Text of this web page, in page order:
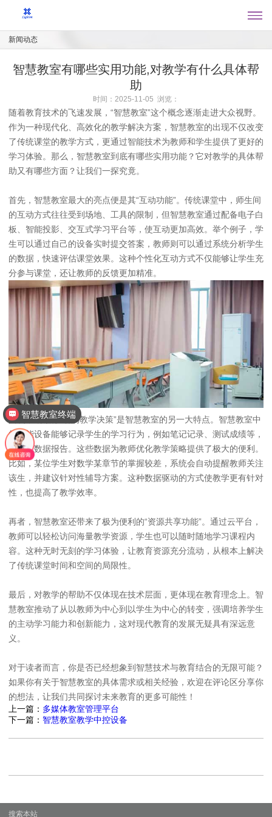
新闻动态
智慧教室有哪些实用功能,对教学有什么具体帮
助
时间：2025-11-05 浏览：
随着教育技术的飞速发展，“智慧教室”这个概念逐渐走进大众视野。
作为一种现代化、高效化的教学解决方案，智慧教室的出现不仅改变
了传统课堂的教学方式，更通过智能技术为教师和学生提供了更好的
学习体验。那么，智慧教室到底有哪些实用功能？它对教学的具体帮
助又有哪些方面？让我们一探究竟。
首先，智慧教室最大的亮点便是其“互动功能”。传统课堂中，师生间
的互动方式往往受到场地、工具的限制，但智慧教室通过配备电子白
板、智能投影、交互式学习平台等，使互动更加高效。举个例子，学
生可以通过自己的设备实时提交答案，教师则可以通过系统分析学生
的数据，快速评估课堂效果。这种个性化互动方式不仅能够让学生充
分参与课堂，还让教师的反馈更加精准。
其次，“数据驱动的教学决策”是智慧教室的另一大特点。智慧教室中
的智能设备能够记录学生的学习行为，例如笔记记录、测试成绩等，
并生成数据报告。这些数据为教师优化教学策略提供了极大的便利。
比如，某位学生对数学某章节的掌握较差，系统会自动提醒教师关注
该生，并建议针对性辅导方案。这种数据驱动的方式使教学更有针对
性，也提高了教学效率。
再者，智慧教室还带来了极为便利的“资源共享功能”。通过云平台，
教师可以轻松访问海量教学资源，学生也可以随时随地学习课程内
容。这种无时无刻的学习体验，让教育资源充分流动，从根本上解决
了传统课堂时间和空间的局限性。
最后，对教学的帮助不仅体现在技术层面，更体现在教育理念上。智
慧教室推动了从以教师为中心到以学生为中心的转变，强调培养学生
的主动学习能力和创新能力，这对现代教育的发展无疑具有深远意
义。
对于读者而言，你是否已经想象到智慧技术与教育结合的无限可能？
如果你有关于智慧教室的具体需求或相关经验，欢迎在评论区分享你
的想法，让我们共同探讨未来教育的更多可能性！
上一篇： 多媒体教室管理平台
下一篇： 智慧教室教学中控设备
搜索本站
智慧教室
智慧教室终端